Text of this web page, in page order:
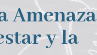
Amenaza
y la